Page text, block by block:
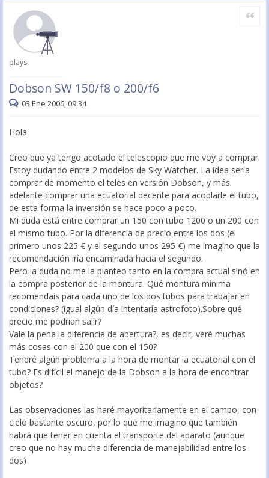
plays
Dobson SW 150/f8 o 200/f6
Citar
03 Ene 2006, 09:34
Hola
Creo que ya tengo acotado el telescopio que me voy a comprar.
Estoy dudando entre 2 modelos de Sky Watcher. La idea sería
comprar de momento el teles en versión Dobson, y más
adelante comprar una ecuatorial decente para acoplarle el tubo,
de esta forma la inversión se hace poco a poco.
Mi duda está entre comprar un 150 con tubo 1200 o un 200 con
el mismo tubo. Por la diferencia de precio entre los dos (el
primero unos 225 € y el segundo unos 295 €) me imagino que la
recomendación iría encaminada hacia el segundo.
Pero la duda no me la planteo tanto en la compra actual sinó en
la compra posterior de la montura. Qué montura mínima
recomendais para cada uno de los dos tubos para trabajar en
condiciones? (igual algún día intentaría astrofoto).Sobre qué
precio me podrían salir?
Vale la pena la diferencia de abertura?, es decir, veré muchas
más cosas con el 200 que con el 150?
Tendré algún problema a la hora de montar la ecuatorial con el
tubo? Es difícil el manejo de la Dobson a la hora de encontrar
objetos?
Las observaciones las haré mayoritariamente en el campo, con
cielo bastante oscuro, por lo que me imagino que también
habrá que tener en cuenta el transporte del aparato (aunque
creo que no hay mucha diferencia de manejabilidad entre los
dos)